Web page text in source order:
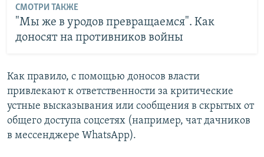
СМОТРИ ТАКЖЕ
"Мы же в уродов превращаемся". Как
доносят на противников войны
Как правило, с помощью доносов власти
привлекают к ответственности за критические
устные высказывания или сообщения в скрытых от
общего доступа соцсетях (например, чат дачников
в мессенджере WhatsApp).